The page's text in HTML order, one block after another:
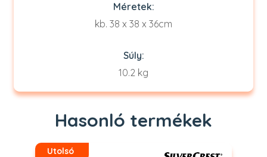
Méretek:
kb. 38 x 38 x 36cm
Súly:
10.2 kg
Hasonló termékek
Utolsó